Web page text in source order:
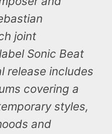
joint
Sonic Beat
release includes
covering a
styles,
and